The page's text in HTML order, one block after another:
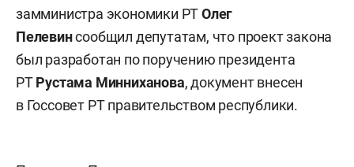
замминистра экономики РТОлег
Пелевинсообщил депутатам, что проект закона
был разработан по поручению президента
РТРустама Минниханова, документ внесен
в Госсовет РТ правительством республики.